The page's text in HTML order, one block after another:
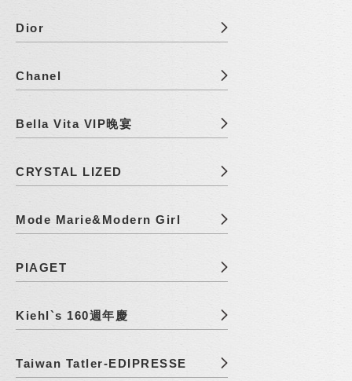
Dior
Chanel
Bella Vita VIP晚宴
CRYSTAL LIZED
Mode Marie&Modern Girl
PIAGET
Kiehl`s 160週年慶
Taiwan Tatler-EDIPRESSE